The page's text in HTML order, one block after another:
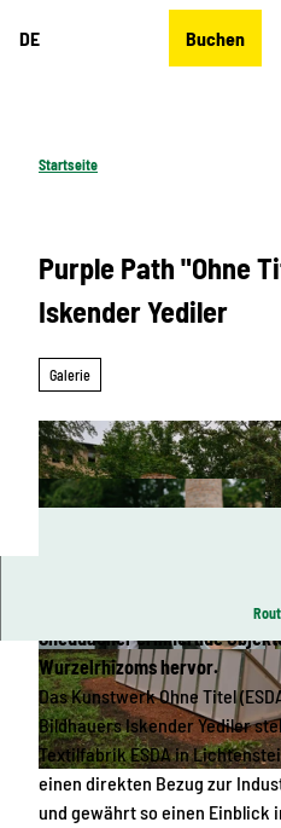
DE Buchen
Startseite
Purple Path "Ohne
Iskender Yediler
Galerie
© Johannes Richter, Chemnitz 2025 gGmbH
© Johannes Richter, Chemnitz 2025 gGmbH
Aus einer grünen Wiese ragen
Sheddächer erinnernde
Wurzelrhizoms hervor.
Das Kunstwerk Ohne Titel
Bildhauers Iskender Yediler
Textilfabrik ESDA in
einen direkten Bezug zur
und gewährt so einen Einblick